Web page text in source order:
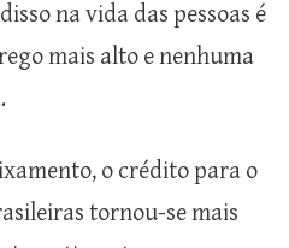
na vida das pessoas é
mais alto e nenhuma
o crédito para o
tornou-se mais